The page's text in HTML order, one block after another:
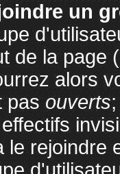
un
de la page
alors
pasouverts
le rejoindre